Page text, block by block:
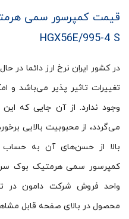
قیمت کمپرسور سمی
HGX56E/995-4 S
در کشور ایران نرخ ارز دائما در
تغییرات تاثیر پذیر می‌باشد و
وجود ندارد. از آن جایی که
می‌گردد، از محبوبیت بالایی
بالا از حسن‌های آن به
واحد فروش شرکت دامون در
محصول در بالای صفحه قابل